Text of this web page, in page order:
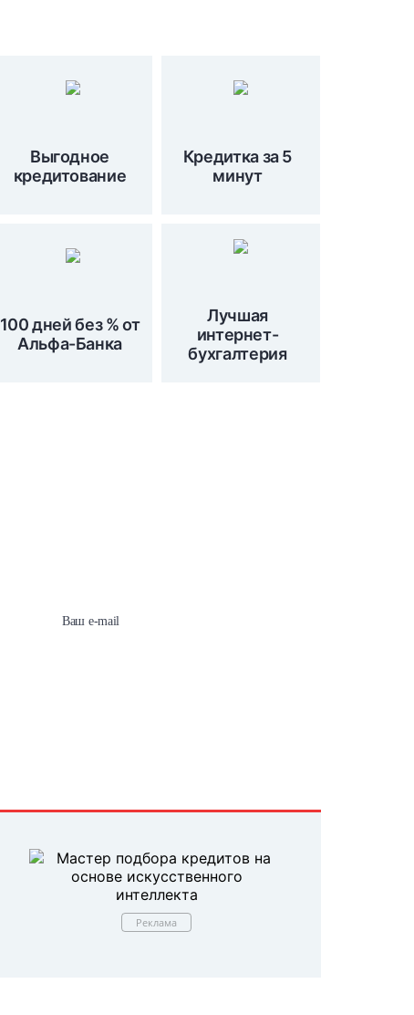
Выгодное
кредитование
Кредитка за 5
минут
100 дней без % от
Альфа-Банка
Лучшая
интернет-
бухгалтерия
Реклама